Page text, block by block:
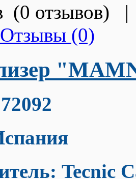
(0 отзывов) |
Отзывы (0)
Tecnic